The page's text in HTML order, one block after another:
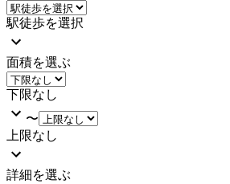
駅徒歩を選択
面積を選ぶ
下限なし
〜
上限なし
詳細を選ぶ